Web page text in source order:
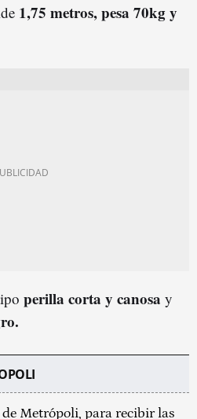
1,75 metros, pesa 70kg y
perilla corta y canosa y
Metrópoli, para recibir las